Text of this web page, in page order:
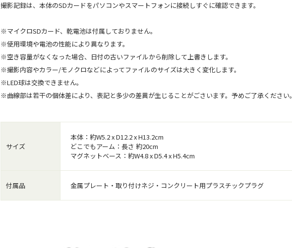
撮影記録は、本体のSDカードをパソコンやスマートフォンに接続しすぐに確認できます。
※マイクロSDカード、乾電池は付属しておりません。
※使用環境や電池の性能により異なります。
※空き容量がなくなった場合、日付の古いファイルから削除して上書きします。
※撮影内容やカラー/モノクロなどによってファイルのサイズは大きく変化します。
※LED球は交換できません。
※曲線部は若干の個体差により、表記と多少の差異が生じることがごさいます。予めご了承ください。
サイズ
本体：約W5.2 x D12.2 x H13.2cm
どこでもアーム：長さ 約20cm
マグネットベース：約W4.8 x D5.4 x H5.4cm
付属品 金属プレート・取り付けネジ・コンクリート用プラスチックプラグ